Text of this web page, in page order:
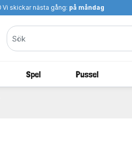
Vi skickar nästa gång: på måndag
Spel Pussel